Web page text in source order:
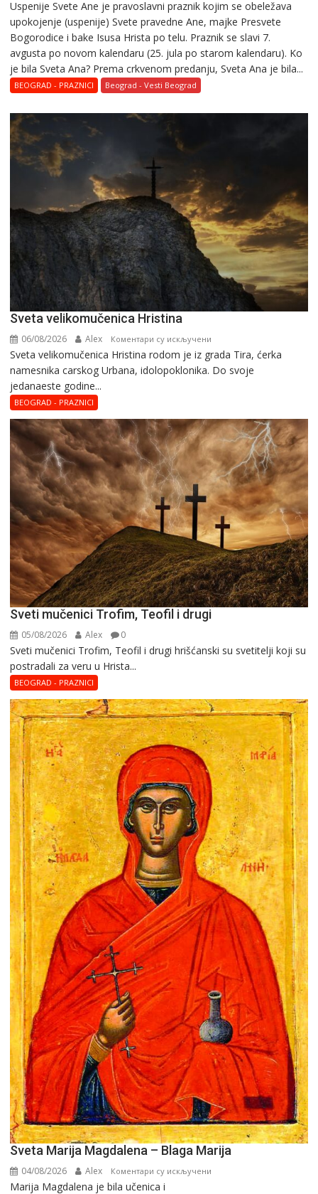
Uspenije Svete Ane je pravoslavni praznik kojim se obeležava
upokojenje (uspenije) Svete pravedne Ane, majke Presvete
Bogorodice i bake Isusa Hrista po telu. Praznik se slavi 7.
avgusta po novom kalendaru (25. jula po starom kalendaru). Ko
je bila Sveta Ana? Prema crkvenom predanju, Sveta Ana je bila...
BEOGRAD - PRAZNICI Beograd - Vesti Beograd
Svеta vеlikоmučеnica Hristina
06/08/2026 Alex Коментари су искључени
Svеta
vеlikоmučеnica
Svеta vеlikоmučеnica Hristina rodom je iz grada Tira, ćerka
namesnika carskog Urbana, idolopoklonika. Dо svоје
јеdanaеstе gоdinе...
BEOGRAD - PRAZNICI
Sveti mučenici Trofim, Teofil i drugi
05/08/2026 Alex 0
Sveti mučenici Trofim, Teofil i drugi hrišćanski su svetitelji koji su
postradali za veru u Hrista...
BEOGRAD - PRAZNICI
Sveta Marija Magdalena – Blaga Marija
04/08/2026 Alex Коментари су искључени
Marija Magdalena je bila učenica i